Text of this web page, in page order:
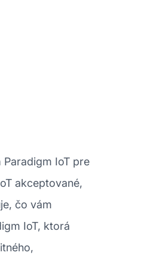
IoT pre
akceptované,
čo vám
IoT, ktorá